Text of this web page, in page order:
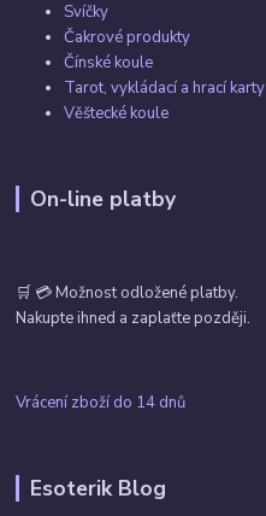
Svíčky
Čakrové produkty
Čínské koule
Tarot, vykládací a hrací karty
Věštecké koule
On-line platby
🛒 💳 Možnost odložené platby.
Nakupte ihned a zaplaťte později.
Vrácení zboží do 14 dnů
Esoterik Blog